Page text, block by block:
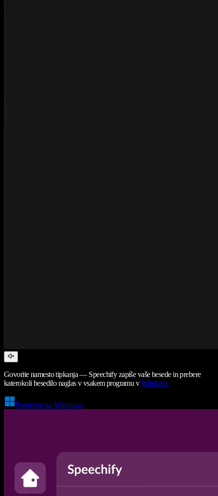
Govorite namesto tipkanja — Speechify zapiše vaše besede in prebere
katerokoli besedilo naglas v vsakem programu vWindows
Prenesite za Windows